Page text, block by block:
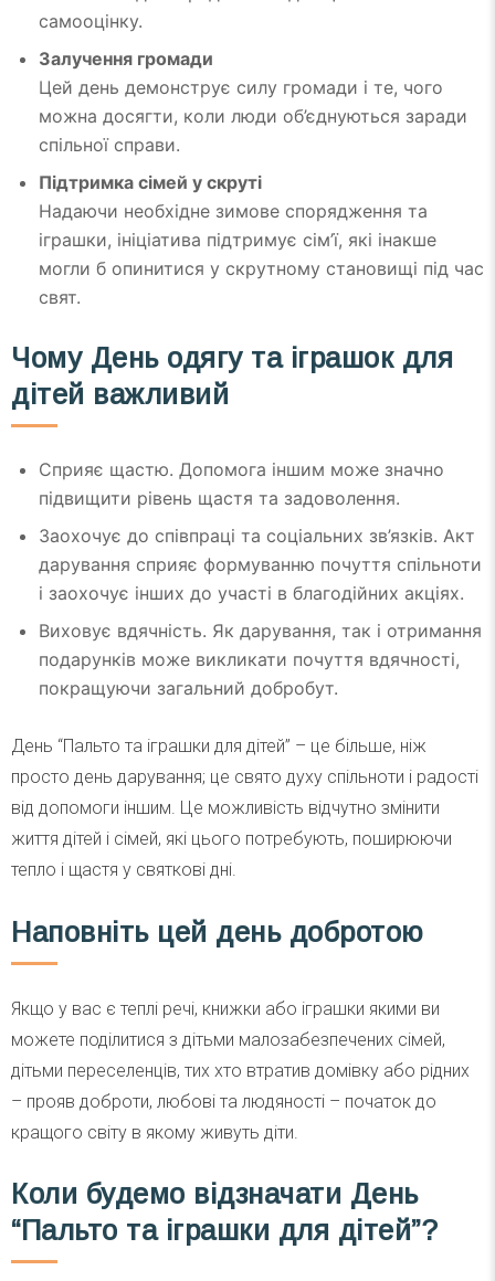
самооцінку.
Залучення громади
Цей день демонструє силу громади і те, чого
можна досягти, коли люди об’єднуються заради
спільної справи.
Підтримка сімей у скруті
Надаючи необхідне зимове спорядження та
іграшки, ініціатива підтримує сім’ї, які інакше
могли б опинитися у скрутному становищі під час
свят.
Чому День одягу та іграшок для
дітей важливий
Сприяє щастю. Допомога іншим може значно
підвищити рівень щастя та задоволення.
Заохочує до співпраці та соціальних зв’язків. Акт
дарування сприяє формуванню почуття спільноти
і заохочує інших до участі в благодійних акціях.
Виховує вдячність. Як дарування, так і отримання
подарунків може викликати почуття вдячності,
покращуючи загальний добробут.
День “Пальто та іграшки для дітей” – це більше, ніж
просто день дарування; це свято духу спільноти і радості
від допомоги іншим. Це можливість відчутно змінити
життя дітей і сімей, які цього потребують, поширюючи
тепло і щастя у святкові дні.
Наповніть цей день добротою
Якщо у вас є теплі речі, книжки або іграшки якими ви
можете поділитися з дітьми малозабезпечених сімей,
дітьми переселенців, тих хто втратив домівку або рідних
– прояв доброти, любові та людяності – початок до
кращого світу в якому живуть діти.
Коли будемо відзначати День
“Пальто та іграшки для дітей”?